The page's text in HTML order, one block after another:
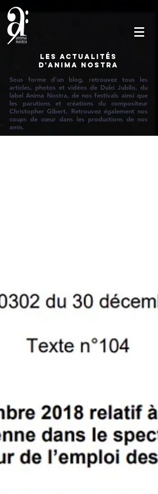
Les actualités
d'Anima Nostra
Sous forme d'un blog, retrouvez tous les
articles, photos et vidéos de Dulci Jubilo, du
label Anima Nostra, de nos festivals ainsi que
les parutions et créations du compositeur
Christopher Gibert. Retrouvez également nos
coups de cœur dans les productions de nos
amis.